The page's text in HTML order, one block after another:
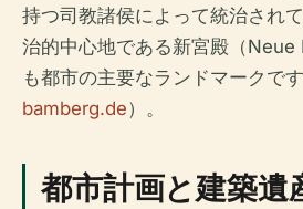
持つ司教諸侯によって統治され
治的中心地である新宮殿（Neue
も都市の主要なランドマークで
bamberg.de）。
都市計画と建築遺